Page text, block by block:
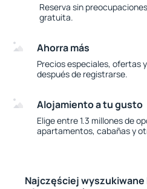
Reserva sin
gratuita.
Ahorra más
Precios especiales, ofertas
después de registrarse.
Alojamiento a tu gusto
Elige entre 1.3 millones de
apartamentos, cabañas y
Najczęściej